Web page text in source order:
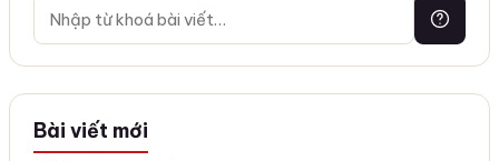
Bài viết mới